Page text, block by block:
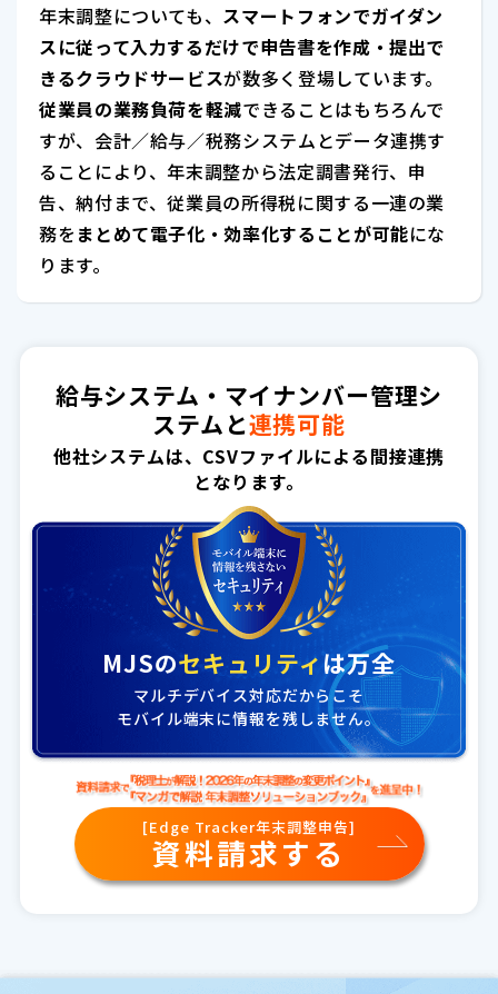
年末調整についても、 スマートフォンでガイダン
スに従って入力するだけで申告書を作成・提出で
きるクラウドサービスが数多く登場しています。
従業員の業務負荷を軽減できることはもちろんで
すが、会計／給与／税務システムとデータ連携す
ることにより、年末調整から法定調書発行、申
告、納付まで、従業員の所得税に関する一連の業
務を まとめて電子化・効率化することが可能にな
ります。
給与システム・マイナンバー管理シ
ステムと連携可能
他社システムは、CSVファイルによる間接連携
となります。
MJSのセキュリティ は万全
マルチデバイス対応だからこそ
モバイル端末に情報を残しません。
[Edge Tracker年末調整申告]
資料請求する